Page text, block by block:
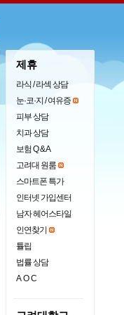
제휴
라식 / 라섹 상담
눈·코·지 / 여유증
피부 상담
치과 상담
보험 Q & A
고려대 원룸
스마트폰 특가
인터넷 가입센터
남자 헤어스타일
인연찾기
튤립
법률 상담
AOC